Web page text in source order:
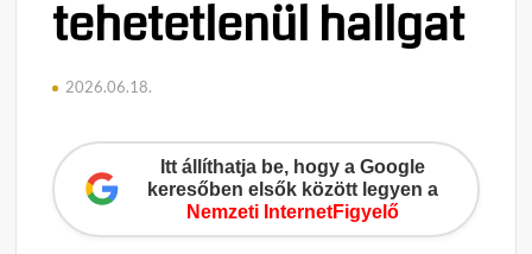
tehetetlenül hallgat
2026.06.18.
Itt állíthatja be, hogy a Google
keresőben elsők között legyen a
Nemzeti InternetFigyelő